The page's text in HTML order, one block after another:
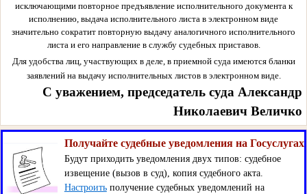
исключающими повторное предъявление исполнительного документа к
исполнению, выдача исполнительного листа в электронном виде
значительно сократит повторную выдачу аналогичного исполнительного
листа и его направление в службу судебных приставов.
Для удобства лиц, участвующих в деле, в приемной суда имеются бланки
заявлений на выдачу исполнительных листов в электронном виде.
С уважением, председатель суда Александр
Николаевич Величко
Получайте судебные уведомления на Госуслугах
Будут приходить уведомления двух типов: судебное
извещение (вызов в суд), копия судебного акта.
Настроитьполучение судебных уведомлений на